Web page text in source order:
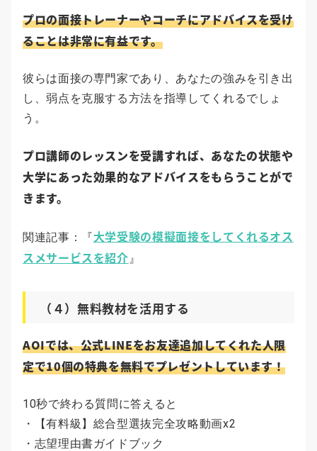
プロの面接トレーナーやコーチにアドバイスを受け
ることは非常に有益です。
彼らは面接の専門家であり、あなたの強みを引き出
し、弱点を克服する方法を指導してくれるでしょ
う。
プロ講師のレッスンを受講すれば、あなたの状態や
大学にあった効果的なアドバイスをもらうことがで
きます。
関連記事：『大学受験の模擬面接をしてくれるオス
スメサービスを紹介 』
（４）無料教材を活用する
AOIでは、公式LINEをお友達追加してくれた人限
定で10個の特典を無料でプレゼントしています！
10秒で終わる質問に答えると
・【有料級】総合型選抜完全攻略動画x2
・志望理由書ガイドブック